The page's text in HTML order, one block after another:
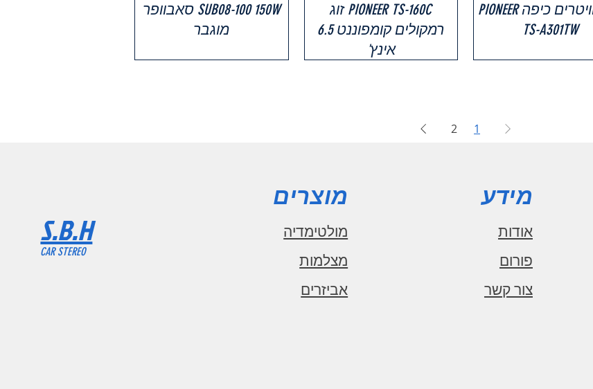
זוג טוויטרים כיפה PIONEER
TS-A301TW
PIONEER TS-160C זוג
רמקולים קומפוננט 6.5
אינץ'
SUB08-100 150W סאבוופר
מוגבר
1
2
CAR STEREO
S.B.H
מוצרים
מולטימדיה
מצלמות
אביזרים
מידע
אודות
פורום
צור קשר